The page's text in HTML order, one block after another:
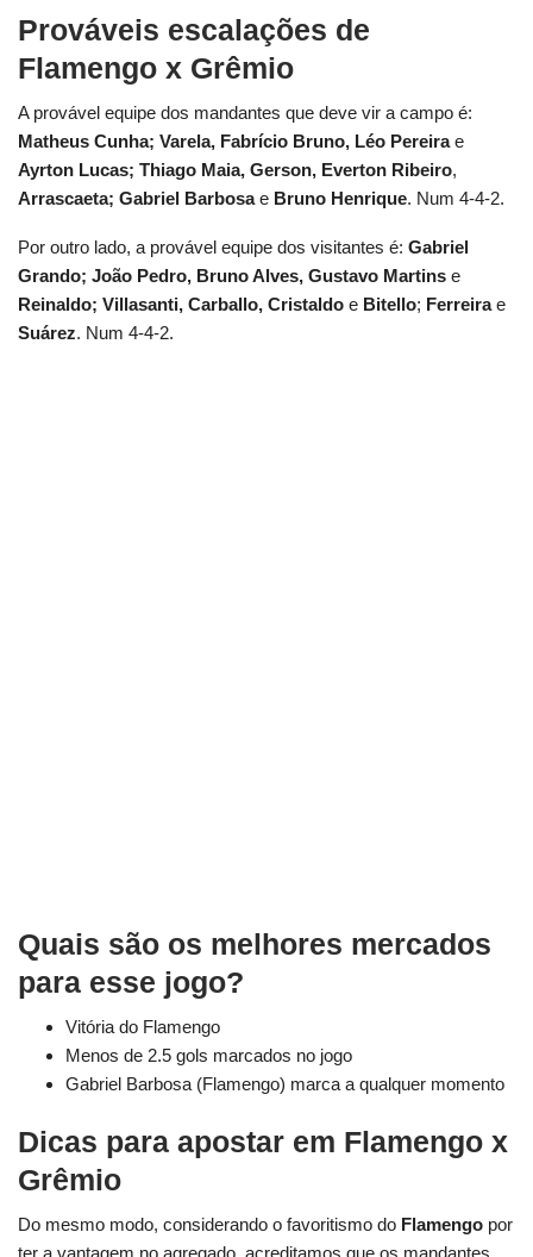
Prováveis escalações de
Flamengo x Grêmio
A provável equipe dos mandantes que deve vir a campo é:
Matheus Cunha; Varela, Fabrício Bruno, Léo Pereirae
Ayrton Lucas; Thiago Maia, Gerson, Everton Ribeiro,
Arrascaeta; Gabriel Barbosae Bruno Henrique. Num 4-4-2.
Por outro lado, a provável equipe dos visitantes é: Gabriel
Grando; João Pedro, Bruno Alves, Gustavo Martins e
Reinaldo; Villasanti, Carballo, Cristaldo e Bitello; Ferreirae
Suárez. Num 4-4-2.
Quais são os melhores mercados
para esse jogo?
Vitória do Flamengo
Menos de 2.5 gols marcados no jogo
Gabriel Barbosa (Flamengo) marca a qualquer momento
Dicas para apostar em Flamengo x
Grêmio
Do mesmo modo, considerando o favoritismo do Flamengo por
ter a vantagem no agregado, acreditamos que os mandantes